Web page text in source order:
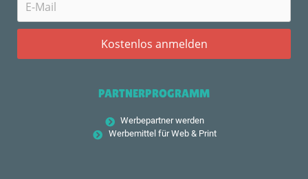
PARTNERPROGRAMM
Werbepartner werden
Werbemittel für Web & Print